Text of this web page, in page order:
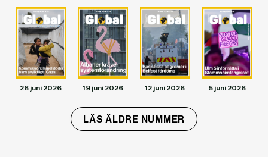
26 juni 2026 19 juni 2026 12 juni 2026 5 juni 2026
LÄS ÄLDRE NUMMER
DET GLOBALA PRESSTÖDET PRENUMERERA